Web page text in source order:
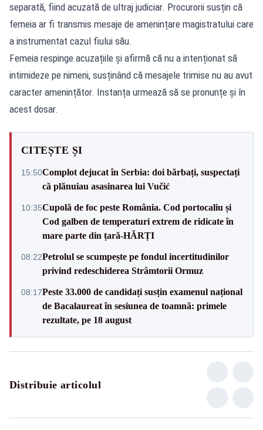
separată, fiind acuzată de ultraj judiciar. Procurorii susțin că
femeia ar fi transmis mesaje de amenințare magistratului care
a instrumentat cazul fiului său.
Femeia respinge acuzațiile și afirmă că nu a intenționat să
intimideze pe nimeni, susținând că mesajele trimise nu au avut
caracter amenințător. Instanța urmează să se pronunțe și în
acest dosar.
CITEȘTE ȘI
15:50Complot dejucat în Serbia: doi bărbați, suspectați
că plănuiau asasinarea lui Vučić
10:35Cupolă de foc peste România. Cod portocaliu și
Cod galben de temperaturi extrem de ridicate în
mare parte din țară-HĂRȚI
08:22Petrolul se scumpește pe fondul incertitudinilor
privind redeschiderea Strâmtorii Ormuz
08:17Peste 33.000 de candidați susțin examenul național
de Bacalaureat în sesiunea de toamnă: primele
rezultate, pe 18 august
Distribuie articolul